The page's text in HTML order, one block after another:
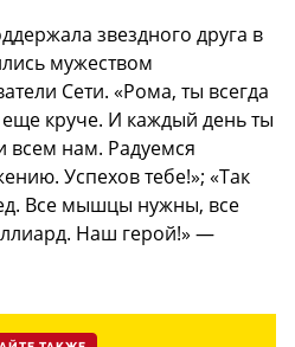
звездного друга в
мужеством
Сети. «Рома, ты всегда
еще круче. И каждый день ты
всем нам. Радуемся
Успехов тебе!»; «Так
Все мышцы нужны, все
Наш герой!» —